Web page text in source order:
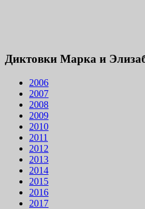
Диктовки Марка и
2006
2007
2008
2009
2010
2011
2012
2013
2014
2015
2016
2017